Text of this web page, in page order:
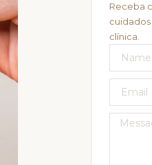
Receba
clínica.